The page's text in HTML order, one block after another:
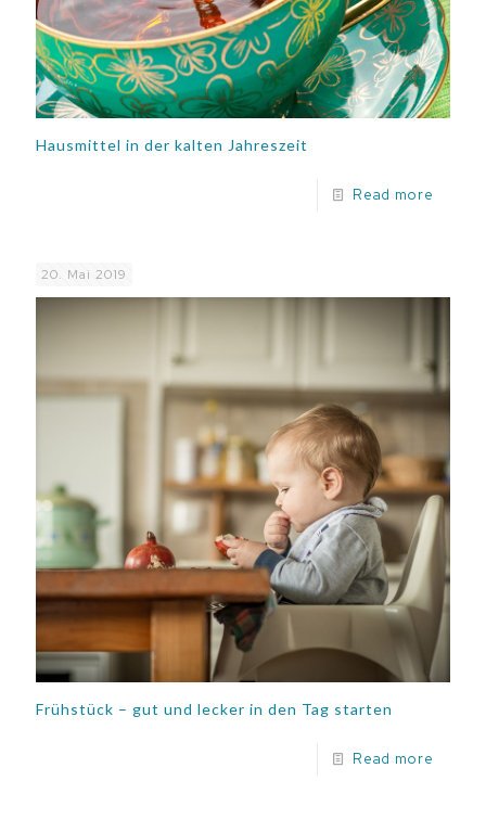
Hausmittel in der kalten Jahreszeit
Read more
20. Mai 2019
Frühstück – gut und lecker in den Tag starten
Read more